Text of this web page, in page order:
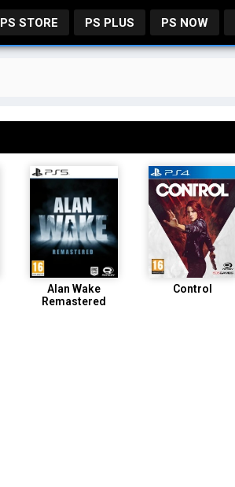
PS STORE PS PLUS PS NOW
Alan Wake
Remastered
Control